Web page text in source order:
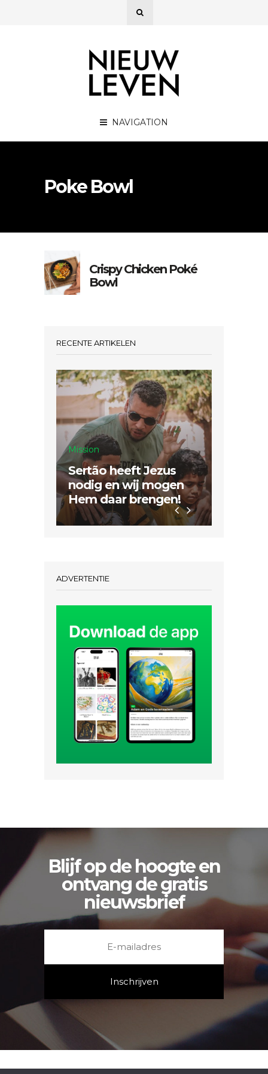
NAVIGATION
Poke Bowl
Crispy Chicken Poké
Bowl
RECENTE ARTIKELEN
Mission
Sertão heeft Jezus
nodig en wij mogen
Hem daar brengen!
ADVERTENTIE
Blijf op de hoogte en
ontvang de gratis
nieuwsbrief